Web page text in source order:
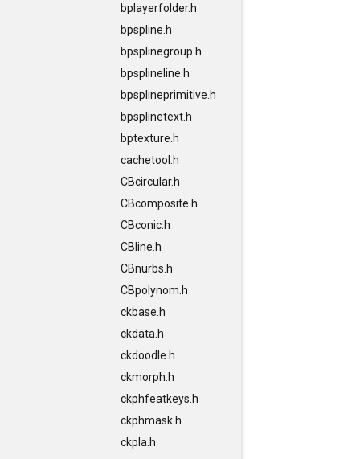
bplayerfolder.h
bpspline.h
bpsplinegroup.h
bpsplineline.h
bpsplineprimitive.h
bpsplinetext.h
bptexture.h
cachetool.h
CBcircular.h
CBcomposite.h
CBconic.h
CBline.h
CBnurbs.h
CBpolynom.h
ckbase.h
ckdata.h
ckdoodle.h
ckmorph.h
ckphfeatkeys.h
ckphmask.h
ckpla.h